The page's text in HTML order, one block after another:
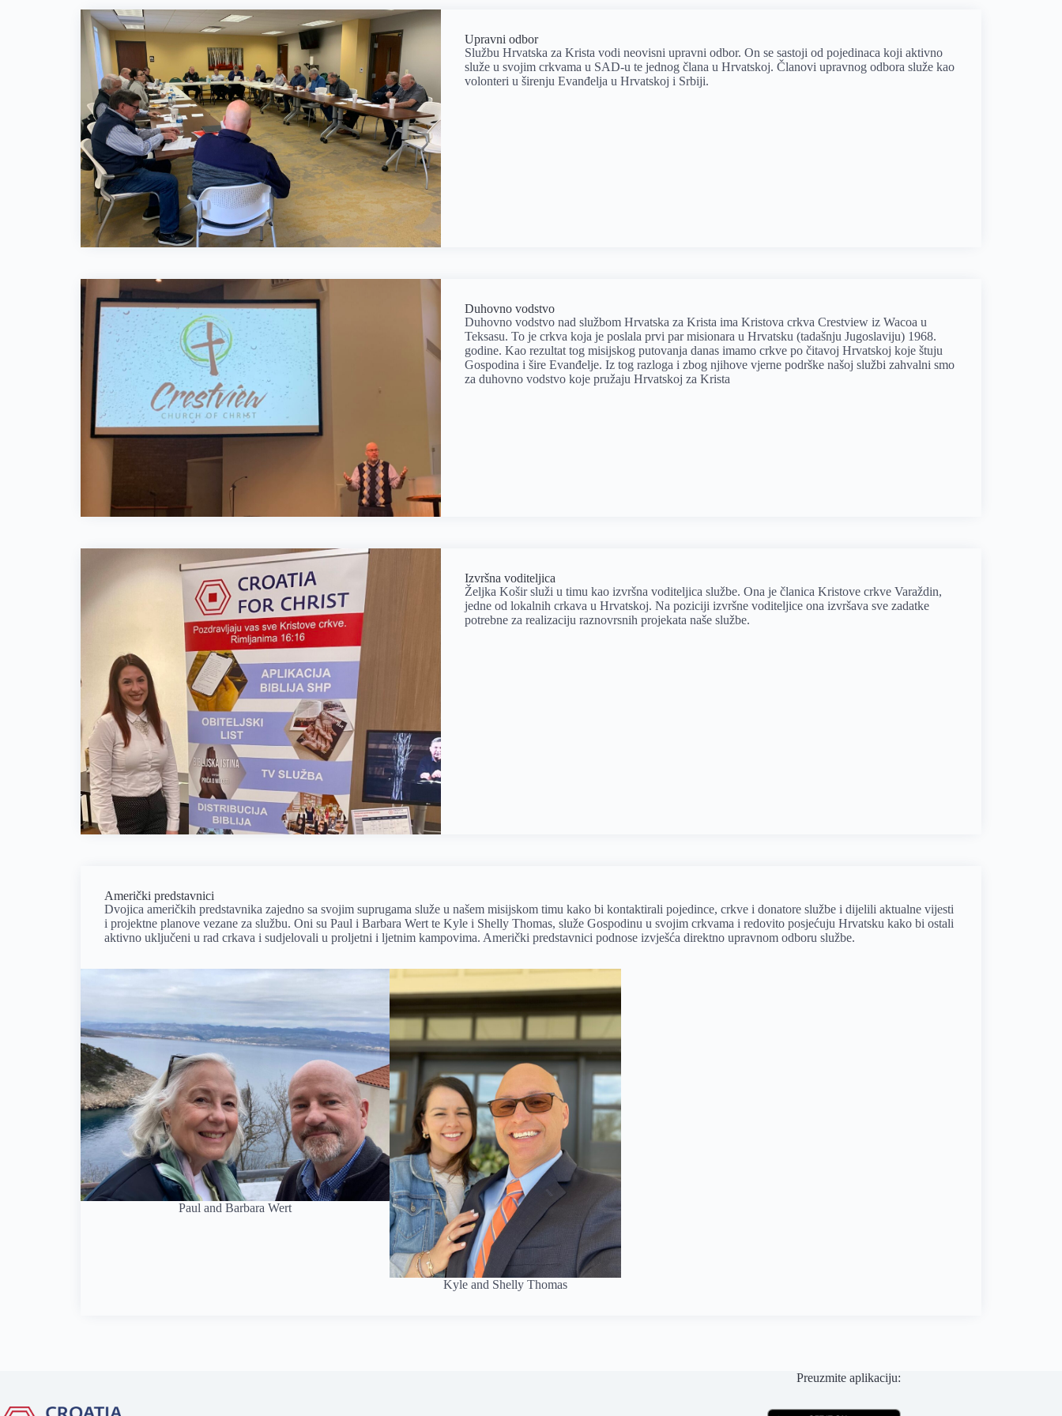
Upravni odbor
Službu Hrvatska za Krista vodi neovisni upravni odbor. On se sastoji od pojedinaca koji aktivno
služe u svojim crkvama u SAD-u te jednog člana u Hrvatskoj. Članovi upravnog odbora služe kao
volonteri u širenju Evanđelja u Hrvatskoj i Srbiji.
Duhovno vodstvo​
Duhovno vodstvo nad službom Hrvatska za Krista ima Kristova crkva Crestview iz Wacoa u
Teksasu. To je crkva koja je poslala prvi par misionara u Hrvatsku (tadašnju Jugoslaviju) 1968.
godine. Kao rezultat tog misijskog putovanja danas imamo crkve po čitavoj Hrvatskoj koje štuju
Gospodina i šire Evanđelje. Iz tog razloga i zbog njihove vjerne podrške našoj službi zahvalni smo
za duhovno vodstvo koje pružaju Hrvatskoj za Krista
Izvršna voditeljica
Željka Košir služi u timu kao izvršna voditeljica službe. Ona je članica Kristove crkve Varaždin,
jedne od lokalnih crkava u Hrvatskoj. Na poziciji izvršne voditeljice ona izvršava sve zadatke
potrebne za realizaciju raznovrsnih projekata naše službe.
Američki predstavnici
Dvojica američkih predstavnika zajedno sa svojim suprugama služe u našem misijskom timu kako bi kontaktirali pojedince, crkve i donatore službe i dijelili aktualne vijesti
i projektne planove vezane za službu. Oni su Paul i Barbara Wert te Kyle i Shelly Thomas, služe Gospodinu u svojim crkvama i redovito posjećuju Hrvatsku kako bi ostali
aktivno uključeni u rad crkava i sudjelovali u proljetni i ljetnim kampovima. Američki predstavnici podnose izvješća direktno upravnom odboru službe.
Paul and Barbara Wert
Kyle and Shelly Thomas
Preuzmite aplikaciju: